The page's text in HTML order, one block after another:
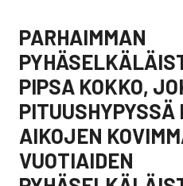
PARHAIMMAN
PIPSA KOKKO,
AIKOJEN
VUOTIAIDEN